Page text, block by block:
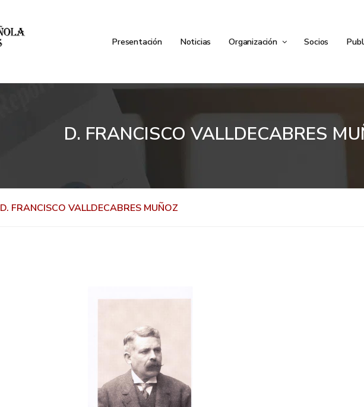
Presentación Noticias Organización Socios
D. FRANCISCO VALLDECABRES
D. FRANCISCO VALLDECABRES MUÑOZ